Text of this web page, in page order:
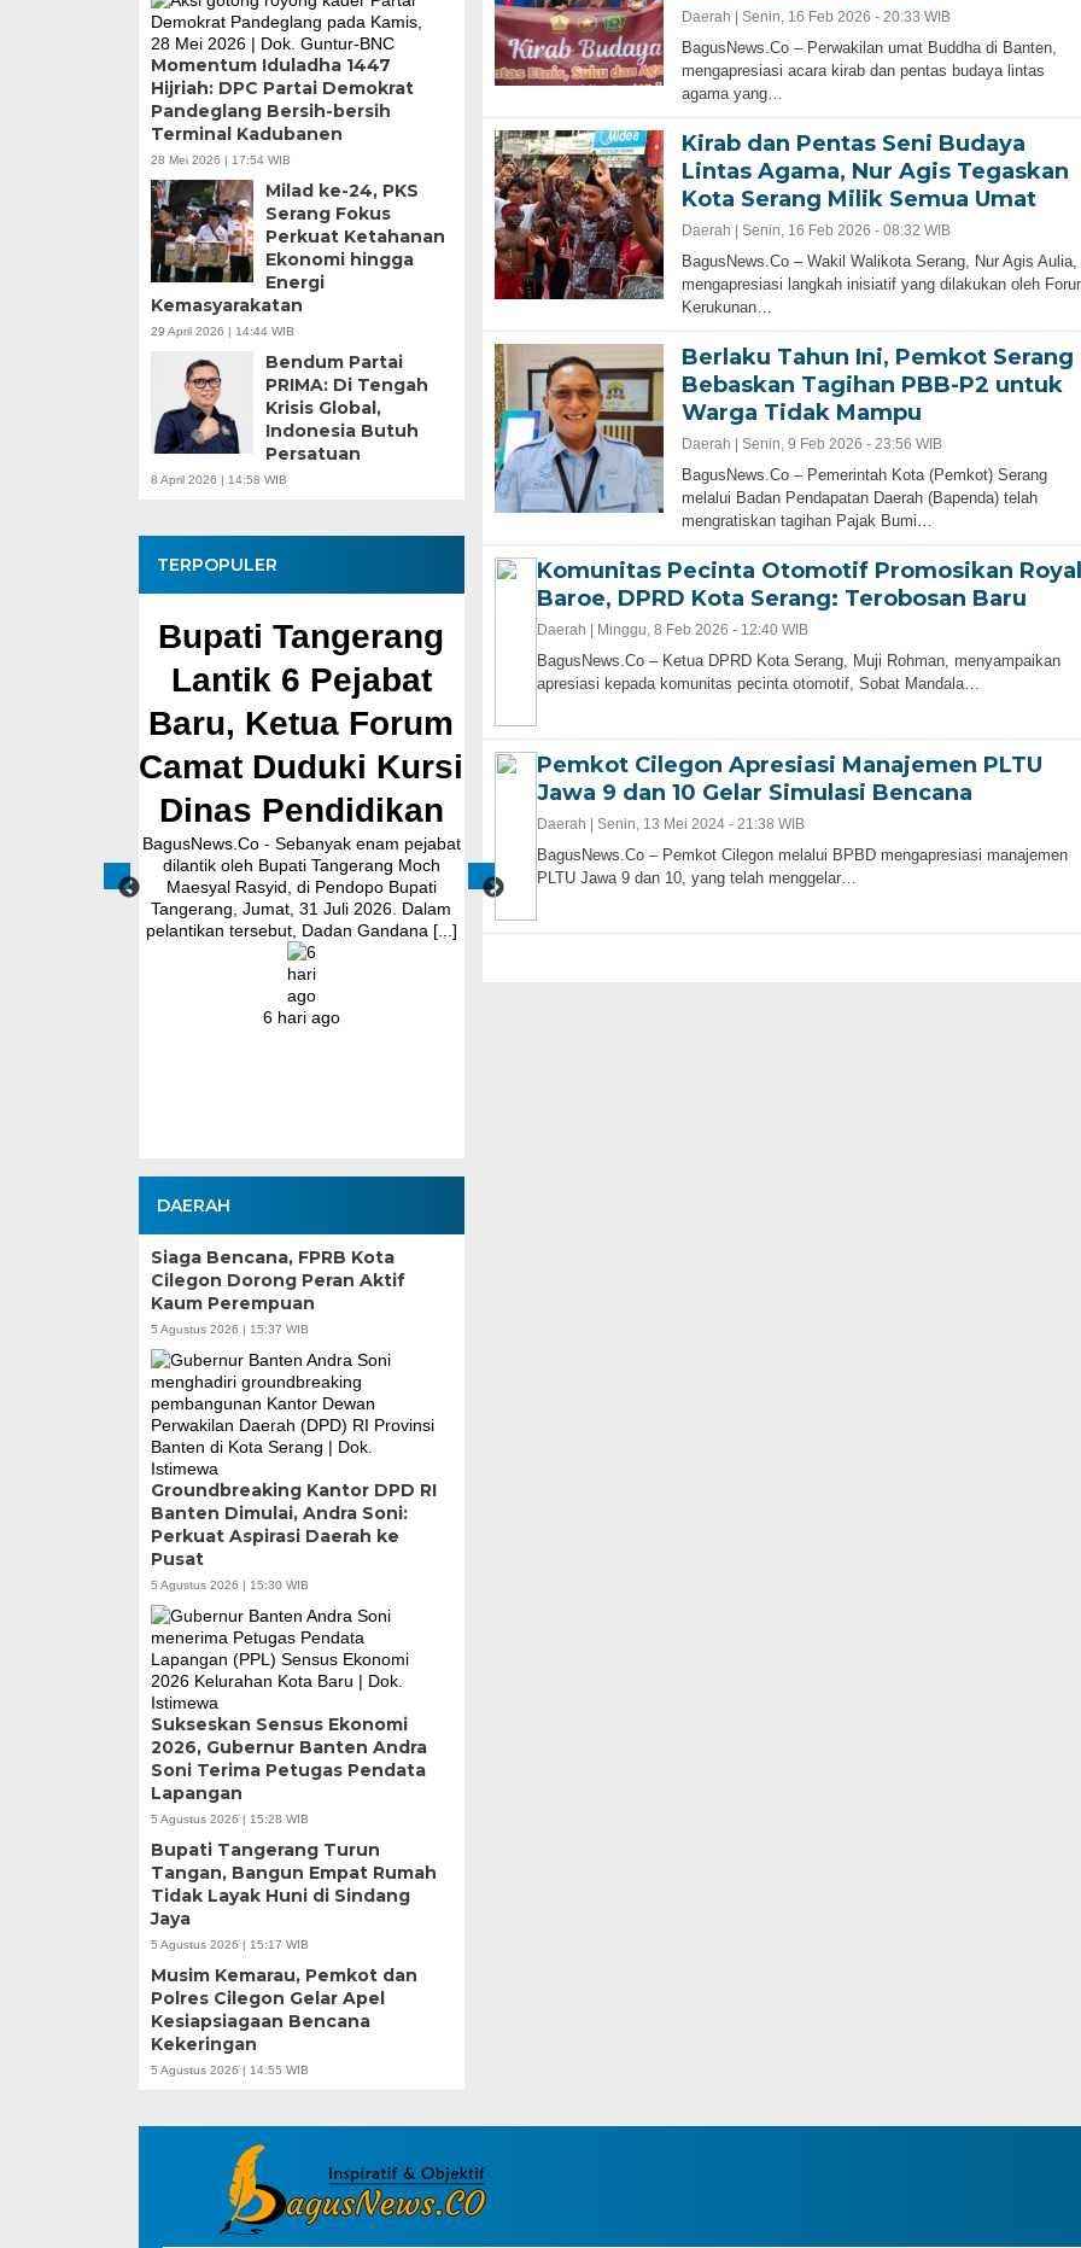
Momentum Iduladha 1447
Hijriah: DPC Partai Demokrat
Pandeglang Bersih-bersih
Terminal Kadubanen
28 Mei 2026 | 17:54 WIB
Milad ke-24, PKS
Serang Fokus
Perkuat Ketahanan
Ekonomi hingga
Energi
Kemasyarakatan
29 April 2026 | 14:44 WIB
Bendum Partai
PRIMA: Di Tengah
Krisis Global,
Indonesia Butuh
Persatuan
8 April 2026 | 14:58 WIB
TERPOPULER
Moch
Bupati
Pembangunan
Jalan Ceplak–
Kronjo Sepanjang
11 Kilometer, Bupati
Tangerang: Awasi
Bersama
BagusNews.Co – Bupati Tangerang Moch.
Maesyal Rasyid, melakukan peletakan
batu pertama (Groundbreaking)
rekonstruksi Jalan Ceplak–Penjamuran
dan Jalan Penjamuran–Kronjo, awal
Agustus 2026.Pada acara tersebut, Bupati
Maesyal [...]
Tinawati Andra Soni
Tekankan
Pembinaan
Berkelanjutan
dalam Posyandu 6
SPM
BagusNews.Co – Ketua Tim Pembina
Pemkot dan
Kesiapsiagaan
Bencana
Kekeringan
BagusNews.Co- Polres Cilegon
DAERAH
Siaga Bencana, FPRB Kota
Cilegon Dorong Peran Aktif
Kaum Perempuan
5 Agustus 2026 | 15:37 WIB
Groundbreaking Kantor DPD RI
Banten Dimulai, Andra Soni:
Perkuat Aspirasi Daerah ke
Pusat
5 Agustus 2026 | 15:30 WIB
Sukseskan Sensus Ekonomi
2026, Gubernur Banten Andra
Soni Terima Petugas Pendata
Lapangan
5 Agustus 2026 | 15:28 WIB
Bupati Tangerang Turun
Tangan, Bangun Empat Rumah
Tidak Layak Huni di Sindang
Jaya
5 Agustus 2026 | 15:17 WIB
Musim Kemarau, Pemkot dan
Polres Cilegon Gelar Apel
Kesiapsiagaan Bencana
Kekeringan
5 Agustus 2026 | 14:55 WIB
Daerah | Senin, 16 Feb 2026 - 20:33 WIB
‎BagusNews.Co – Perwakilan umat Buddha di Banten,
mengapresiasi acara kirab dan pentas budaya lintas
agama yang…
Kirab dan Pentas Seni Budaya
Lintas Agama, Nur Agis Tegaskan
Kota Serang Milik Semua Umat
Daerah | Senin, 16 Feb 2026 - 08:32 WIB
BagusNews.Co – Wakil Walikota Serang, Nur Agis Aulia,
mengapresiasi langkah inisiatif yang dilakukan oleh
Kerukunan…
Berlaku Tahun Ini, Pemkot Serang
Bebaskan Tagihan PBB-P2 untuk
Warga Tidak Mampu
Daerah | Senin, 9 Feb 2026 - 23:56 WIB
‎BagusNews.Co – Pemerintah Kota (Pemkot) Serang
melalui Badan Pendapatan Daerah (Bapenda) telah
mengratiskan tagihan Pajak Bumi…
Komunitas Pecinta Otomotif Promosikan Royal
Baroe, DPRD Kota Serang: Terobosan Baru
Daerah | Minggu, 8 Feb 2026 - 12:40 WIB
BagusNews.Co – Ketua DPRD Kota Serang, Muji Rohman, menyampaikan
apresiasi kepada komunitas pecinta otomotif, Sobat Mandala…
Pemkot Cilegon Apresiasi Manajemen PLTU
Jawa 9 dan 10 Gelar Simulasi Bencana
Daerah | Senin, 13 Mei 2024 - 21:38 WIB
BagusNews.Co – Pemkot Cilegon melalui BPBD mengapresiasi manajemen
PLTU Jawa 9 dan 10, yang telah menggelar…